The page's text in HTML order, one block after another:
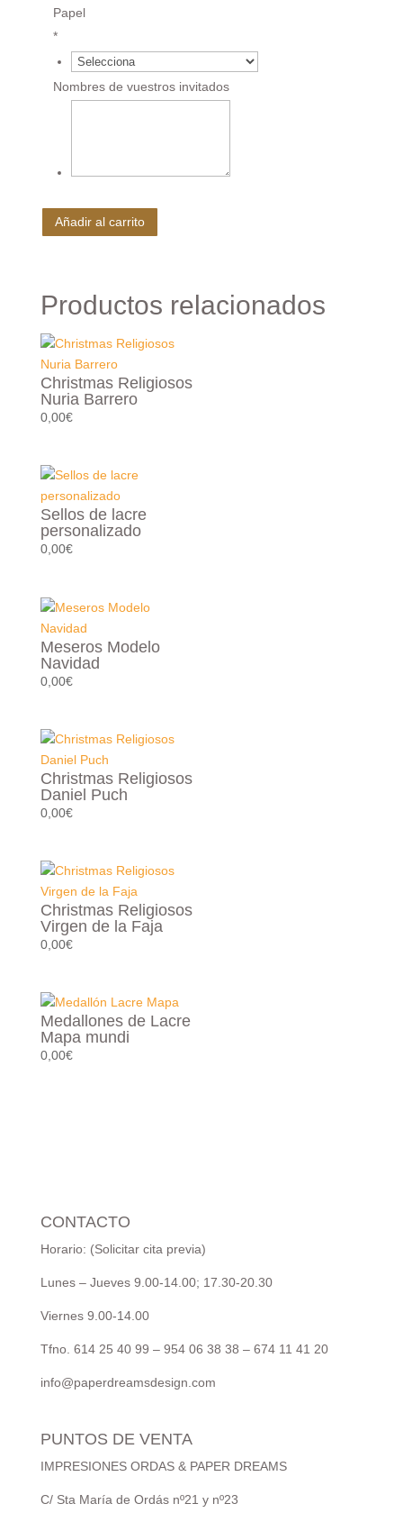
Papel
*
Nombres de vuestros invitados
Añadir al carrito
Productos relacionados
Christmas Religiosos
Nuria Barrero
0,00€
Sellos de lacre
personalizado
0,00€
Meseros Modelo
Navidad
0,00€
Christmas Religiosos
Daniel Puch
0,00€
Christmas Religiosos
Virgen de la Faja
0,00€
Medallones de Lacre
Mapa mundi
0,00€
CONTACTO
Horario: (Solicitar cita previa)
Lunes – Jueves 9.00-14.00; 17.30-20.30
Viernes 9.00-14.00
Tfno. 614 25 40 99 – 954 06 38 38 – 674 11 41 20
info@paperdreamsdesign.com
PUNTOS DE VENTA
IMPRESIONES ORDAS & PAPER DREAMS
C/ Sta María de Ordás nº21 y nº23